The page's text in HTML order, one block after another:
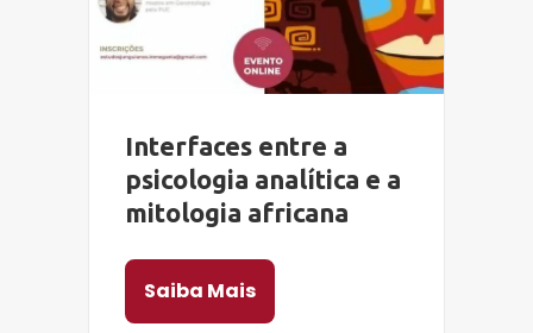
Interfaces entre a
psicologia analítica e a
mitologia africana
Saiba Mais